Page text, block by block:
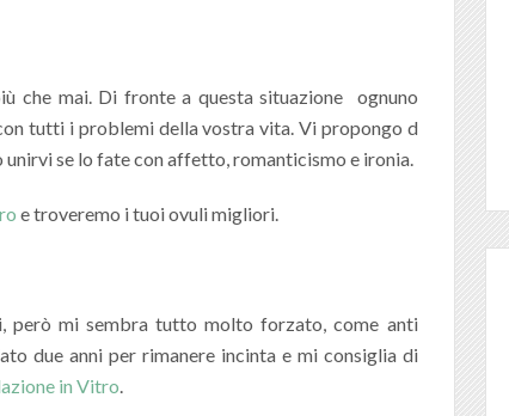
che mai. Di fronte a questa situazione ognuno
tutti i problemi della vostra vita. Vi propongo d
se lo fate con affetto, romanticismo e ironia.
e troveremo i tuoi ovuli migliori.
però mi sembra tutto molto forzato, come anti
due anni per rimanere incinta e mi consiglia di
in Vitro.